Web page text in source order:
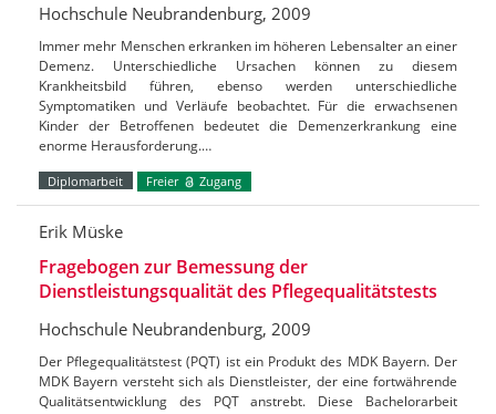
Hochschule Neubrandenburg, 2009
Immer mehr Menschen erkranken im höheren Lebensalter an einer
Demenz. Unterschiedliche Ursachen können zu diesem
Krankheitsbild führen, ebenso werden unterschiedliche
Symptomatiken und Verläufe beobachtet. Für die erwachsenen
Kinder der Betroffenen bedeutet die Demenzerkrankung eine
enorme Herausforderung.…
Diplomarbeit Freier Zugang
Erik Müske
Fragebogen zur Bemessung der
Dienstleistungsqualität des Pflegequalitätstests
Hochschule Neubrandenburg, 2009
Der Pflegequalitätstest (PQT) ist ein Produkt des MDK Bayern. Der
MDK Bayern versteht sich als Dienstleister, der eine fortwährende
Qualitätsentwicklung des PQT anstrebt. Diese Bachelorarbeit